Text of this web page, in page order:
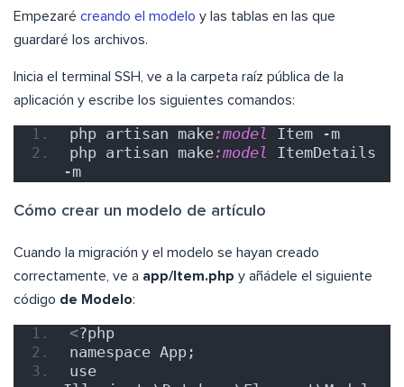
Empezaré creando el modelo y las tablas en las que
guardaré los archivos.
Inicia el terminal SSH, ve a la carpeta raíz pública de la
aplicación y escribe los siguientes comandos:
php artisan make:model
Item -m
php artisan make:model
ItemDetails
-m
Cómo crear un modelo de artículo
Cuando la migración y el modelo se hayan creado
correctamente, ve a app/Item.php y añádele el siguiente
código de Modelo:
<?php
namespace App;
use